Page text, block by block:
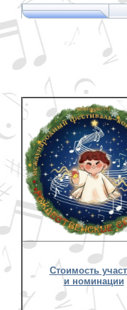
Стоимость
и номинации